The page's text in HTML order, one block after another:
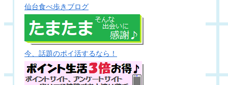
仙台食べ歩きブログ
今、話題のポイ活するなら！